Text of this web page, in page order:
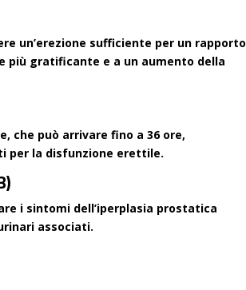
un’erezione sufficiente per un rapporto
più gratificante e a un aumento della
che può arrivare fino a 36 ore,
per la disfunzione erettile.
i sintomi dell’iperplasia prostatica
associati.